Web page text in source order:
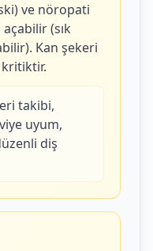
ve nöropati
(sık
Kan şekeri
takibi,
uyum,
diş